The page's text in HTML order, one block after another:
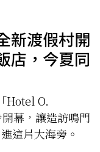
新渡假村開
店，今夏同
Hotel O.
幕，讓造訪鳴門
這片大海旁。